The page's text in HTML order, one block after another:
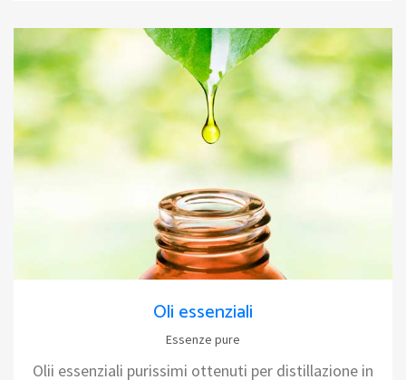
Oli essenziali
Essenze pure
Olii essenziali purissimi ottenuti per distillazione in